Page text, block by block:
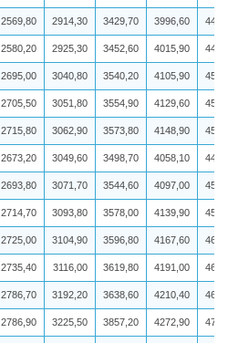
2569,80 2914,30 3429,70 3996,60
2580,20 2925,30 3452,60 4015,90
2695,00 3040,80 3540,20 4105,90
2705,50 3051,80 3554,90 4129,60
2715,80 3062,90 3573,80 4148,90
2673,20 3049,60 3498,70 4058,10
2693,80 3071,70 3544,60 4097,00
2714,70 3093,80 3578,00 4139,90
2725,00 3104,90 3596,80 4167,60
2735,40 3116,00 3619,80 4191,00
2786,70 3192,20 3638,60 4210,40
2786,90 3225,50 3857,20 4272,90